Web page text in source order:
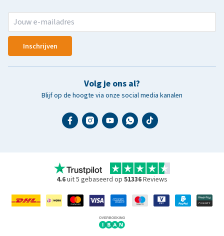
Inschrijven
Volg je ons al?
Blijf op de hoogte via onze social media kanalen
4.6uit 5 gebaseerd op 51336Reviews